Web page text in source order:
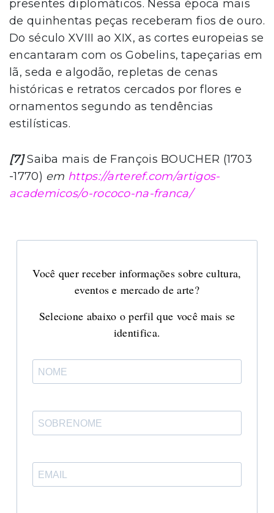
presentes diplomáticos. Nessa época mais
de quinhentas peças receberam fios de ouro.
Do século XVIII ao XIX, as cortes europeias se
encantaram com os Gobelins, tapeçarias em
lã, seda e algodão, repletas de cenas
históricas e retratos cercados por flores e
ornamentos segundo as tendências
estilísticas.
[7]Saiba mais de François BOUCHER (1703
-1770) em https://arteref.com/artigos-
academicos/o-rococo-na-franca/
Você quer receber informações sobre cultura,
eventos e mercado de arte?
Selecione abaixo o perfil que você mais se
identifica.